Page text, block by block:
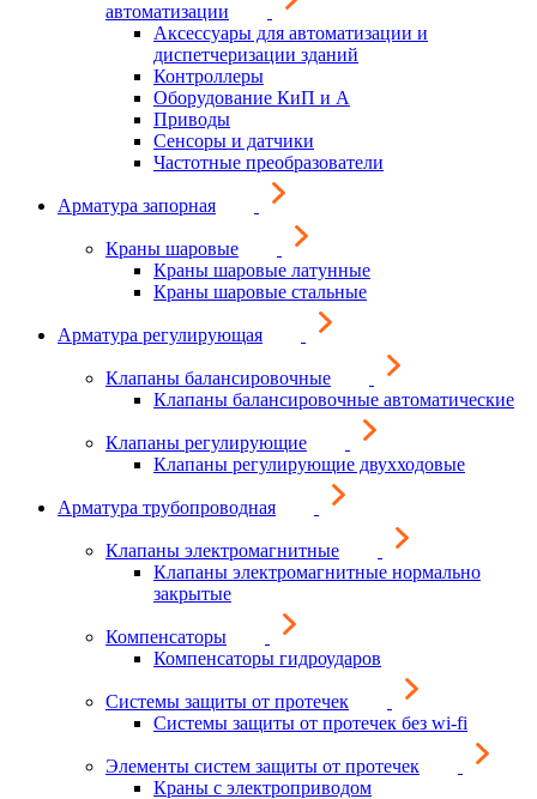
автоматизации
Аксессуары для автоматизации и
диспетчеризации зданий
Контроллеры
Оборудование КиП и А
Приводы
Сенсоры и датчики
Частотные преобразователи
Арматура запорная
Краны шаровые
Краны шаровые латунные
Краны шаровые стальные
Арматура регулирующая
Клапаны балансировочные
Клапаны балансировочные автоматические
Клапаны регулирующие
Клапаны регулирующие двухходовые
Арматура трубопроводная
Клапаны электромагнитные
Клапаны электромагнитные нормально
закрытые
Компенсаторы
Компенсаторы гидроударов
Системы защиты от протечек
Системы защиты от протечек без wi-fi
Элементы систем защиты от протечек
Краны с электроприводом